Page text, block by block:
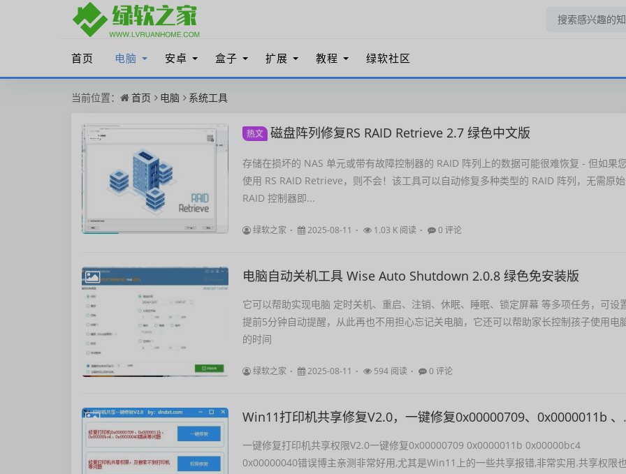
首页 电脑 安卓 盒子 扩展 教程 绿软社区
当前位置： 首页 电脑 系统工具
热文 磁盘阵列修复RS RAID Retrieve 2.7 绿色中文版
存储在损坏的 NAS 单元或带有故障控制器的 RAID 阵列上的数据可能很难恢复 - 但如果
使用 RS RAID Retrieve，则不会！该工具可以自动修复多种类型的 RAID 阵列，无需原始
RAID 控制器即...
绿软之家 2025-08-11 1.03 K 阅读 0 评论
电脑自动关机工具 Wise Auto Shutdown 2.0.8 绿色免安装版
它可以帮助实现电脑 定时关机、重启、注销、休眠、睡眠、锁定屏幕 等多项任务，可设
提前5分钟自动提醒，从此再也不用担心忘记关电脑，它还可以帮助家长控制孩子使用电
的时间
绿软之家 2025-08-11 594 阅读 0 评论
Win11打印机共
一键修复打印机共享权限V2.0一键修复0x00000709 0x0000011b 0x00000bc4
0x00000040错误博主亲测非常好用,尤其是Win11上的一些共享报错,非常实用.共享权限